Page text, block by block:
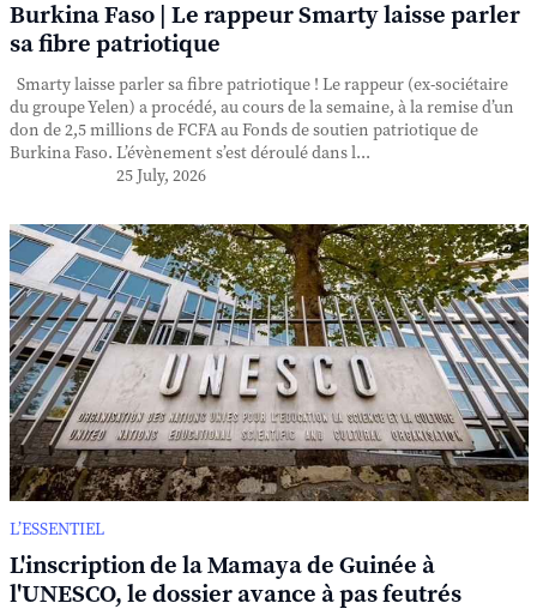
Burkina Faso | Le rappeur Smarty laisse parler
sa fibre patriotique
Smarty laisse parler sa fibre patriotique ! Le rappeur (ex-sociétaire
du groupe Yelen) a procédé, au cours de la semaine, à la remise d’un
don de 2,5 millions de FCFA au Fonds de soutien patriotique de
Burkina Faso. L’évènement s’est déroulé dans l...
25 July, 2026
L’ESSENTIEL
L'inscription de la Mamaya de Guinée à
l'UNESCO, le dossier avance à pas feutrés